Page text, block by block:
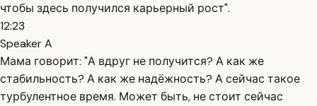
чтобы здесь получился карьерный рост".
12:23
Speaker A
Мама говорит: "А вдруг не получится? А как же
стабильность? А как же надёжность? А сейчас такое
турбулентное время. Может быть, не стоит сейчас